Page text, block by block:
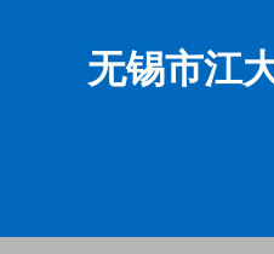
无锡市江